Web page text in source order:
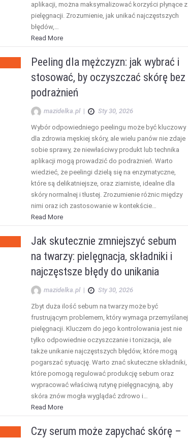
aplikacji, można maksymalizować korzyści płynące z
pielęgnacji. Zrozumienie, jak unikać najczęstszych
błędów,…
Read More
Peeling dla mężczyzn: jak wybrać i
stosować, by oczyszczać skórę bez
podrażnień
mazidelka.pl | Sty 30, 2026
Wybór odpowiedniego peelingu może być kluczowy
dla zdrowia męskiej skóry, ale wielu panów nie zdaje
sobie sprawy, że niewłaściwy produkt lub technika
aplikacji mogą prowadzić do podrażnień. Warto
wiedzieć, że peelingi dzielą się na enzymatyczne,
które są delikatniejsze, oraz ziarniste, idealne dla
skóry normalnej i tłustej. Zrozumienie różnic między
nimi oraz ich zastosowanie w kontekście…
Read More
Jak skutecznie zmniejszyć sebum
na twarzy: pielęgnacja, składniki i
najczęstsze błędy do unikania
mazidelka.pl | Sty 30, 2026
Zbyt duża ilość sebum na twarzy może być
frustrującym problemem, który wymaga przemyślanej
pielęgnacji. Kluczem do jego kontrolowania jest nie
tylko odpowiednie oczyszczanie i tonizacja, ale
także unikanie najczęstszych błędów, które mogą
pogarszać sytuację. Warto znać skuteczne składniki,
które pomogą regulować produkcję sebum oraz
wypracować właściwą rutynę pielęgnacyjną, aby
skóra znów mogła wyglądać zdrowo i…
Read More
Czy serum może zapychać skórę –